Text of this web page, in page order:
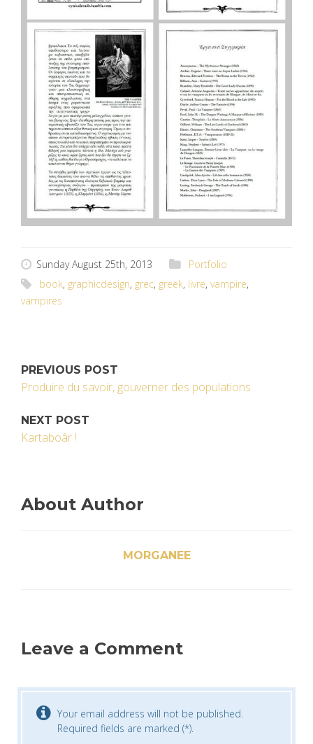
Sunday August 25th, 2013
Portfolio
book, graphicdesign, grec, greek, livre, vampire,
vampires
PREVIOUS POST
Produire du savoir, gouverner des populations
NEXT POST
Kartaboâr !
About Author
MORGANEE
Leave a Comment
Your email address will not be published.
Required fields are marked (*).